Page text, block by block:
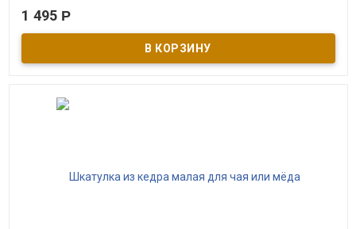
баночка с великолепным салаирским мёдом.
1 495 Р